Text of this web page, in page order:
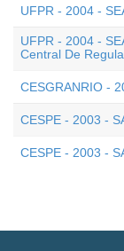
UFPR - 2004 -
UFPR - 2004 -
Central De
CESGRANRIO -
CESPE - 2003 -
CESPE - 2003 -